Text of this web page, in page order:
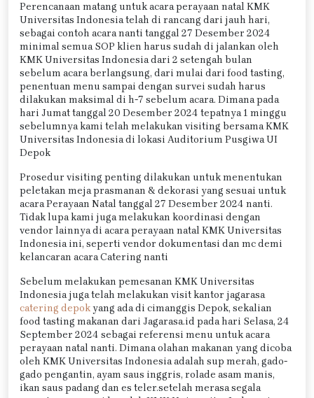
Perencanaan matang untuk acara perayaan natal KMK
Universitas Indonesia telah di rancang dari jauh hari,
sebagai contoh acara nanti tanggal 27 Desember 2024
minimal semua SOP klien harus sudah di jalankan oleh
KMK Universitas Indonesia dari 2 setengah bulan
sebelum acara berlangsung, dari mulai dari food tasting,
penentuan menu sampai dengan survei sudah harus
dilakukan maksimal di h-7 sebelum acara. Dimana pada
hari Jumat tanggal 20 Desember 2024 tepatnya 1 minggu
sebelumnya kami telah melakukan visiting bersama KMK
Universitas Indonesia di lokasi Auditorium Pusgiwa UI
Depok
Prosedur visiting penting dilakukan untuk menentukan
peletakan meja prasmanan & dekorasi yang sesuai untuk
acara Perayaan Natal tanggal 27 Desember 2024 nanti.
Tidak lupa kami juga melakukan koordinasi dengan
vendor lainnya di acara perayaan natal KMK Universitas
Indonesia ini, seperti vendor dokumentasi dan mc demi
kelancaran acara Catering nanti
Sebelum melakukan pemesanan KMK Universitas
Indonesia juga telah melakukan visit kantor jagarasa
catering depokyang ada di cimanggis Depok, sekalian
food tasting makanan dari Jagarasa.id pada hari Selasa, 24
September 2024 sebagai referensi menu untuk acara
perayaan natal nanti. Dimana olahan makanan yang dicoba
oleh KMK Universitas Indonesia adalah sup merah, gado-
gado pengantin, ayam saus inggris, rolade asam manis,
ikan saus padang dan es teler.setelah merasa segala